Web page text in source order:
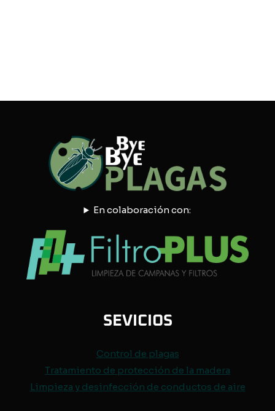
En colaboración con:
SEVICIOS
Control de plagas
Tratamiento de protección de la madera
Limpieza y desinfección de conductos de aire